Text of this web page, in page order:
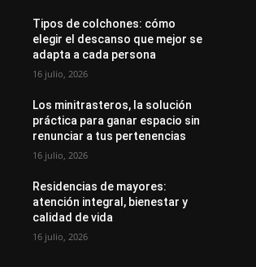
Tipos de colchones: cómo
elegir el descanso que mejor se
adapta a cada persona
16 julio, 2026
Los minitrasteros, la solución
práctica para ganar espacio sin
renunciar a tus pertenencias
16 julio, 2026
Residencias de mayores:
atención integral, bienestar y
calidad de vida
16 julio, 2026